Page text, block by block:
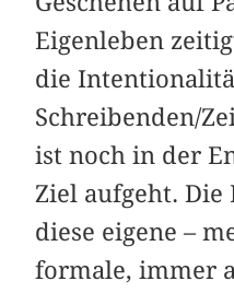
Eigenleben
die
Schreibenden/
ist noch in der
Ziel aufgeht.
diese eigene –
formale, immer